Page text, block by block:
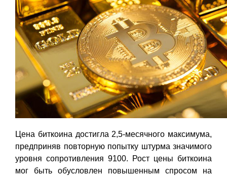
Цена биткоина достигла 2,5-месячного максимума,
предприняв повторную попытку штурма значимого
уровня сопротивления 9100. Рост цены биткоина
мог быть обусловлен повышенным спросом на